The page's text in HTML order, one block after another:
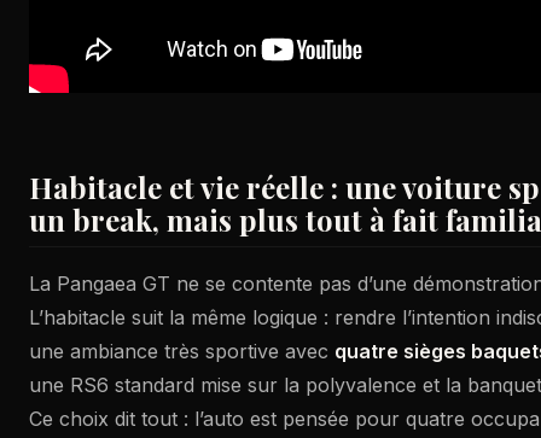
Habitacle et vie réelle : une voiture
un break, mais plus tout à fait
La Pangaea GT ne se contente pas d’une
L’habitacle suit la même logique : rendre l’intention
une ambiance très sportive avec quatre sièges
une RS6 standard mise sur la polyvalence et la
Ce choix dit tout : l’auto est pensée pour quatre